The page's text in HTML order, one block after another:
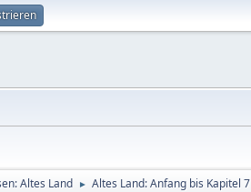
Altes Land ► Altes Land: Anfang bis Kapitel 7